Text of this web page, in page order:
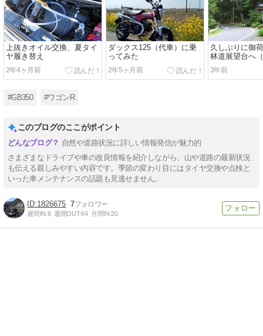
上抜きオイル交換、夏タイ
ヤ履き替え
2年4ヶ月前
ダックス125（代車）に乗
ってみた
2年5ヶ月前
久しぶりに御
林道展望台へ
3年前
#GB350 #ワゴンR
このブログのここがポイント
自然や道路状況に詳しい情報発信が魅力的
さまざまなドライブや車の改良情報を紹介しながら、山や道路の最新状況
も伝える親しみやすい内容です。季節の変わり目にはタイヤ交換や点検と
いった車メンテナンスの話題も見逃せません。
1826675 7
週間IN:8 週間OUT:64 月間IN:20